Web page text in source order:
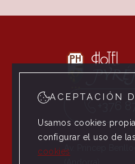
Av. Príncep
ACEPTACIÓN
Usamos cookies
configurar el uso de
cookies